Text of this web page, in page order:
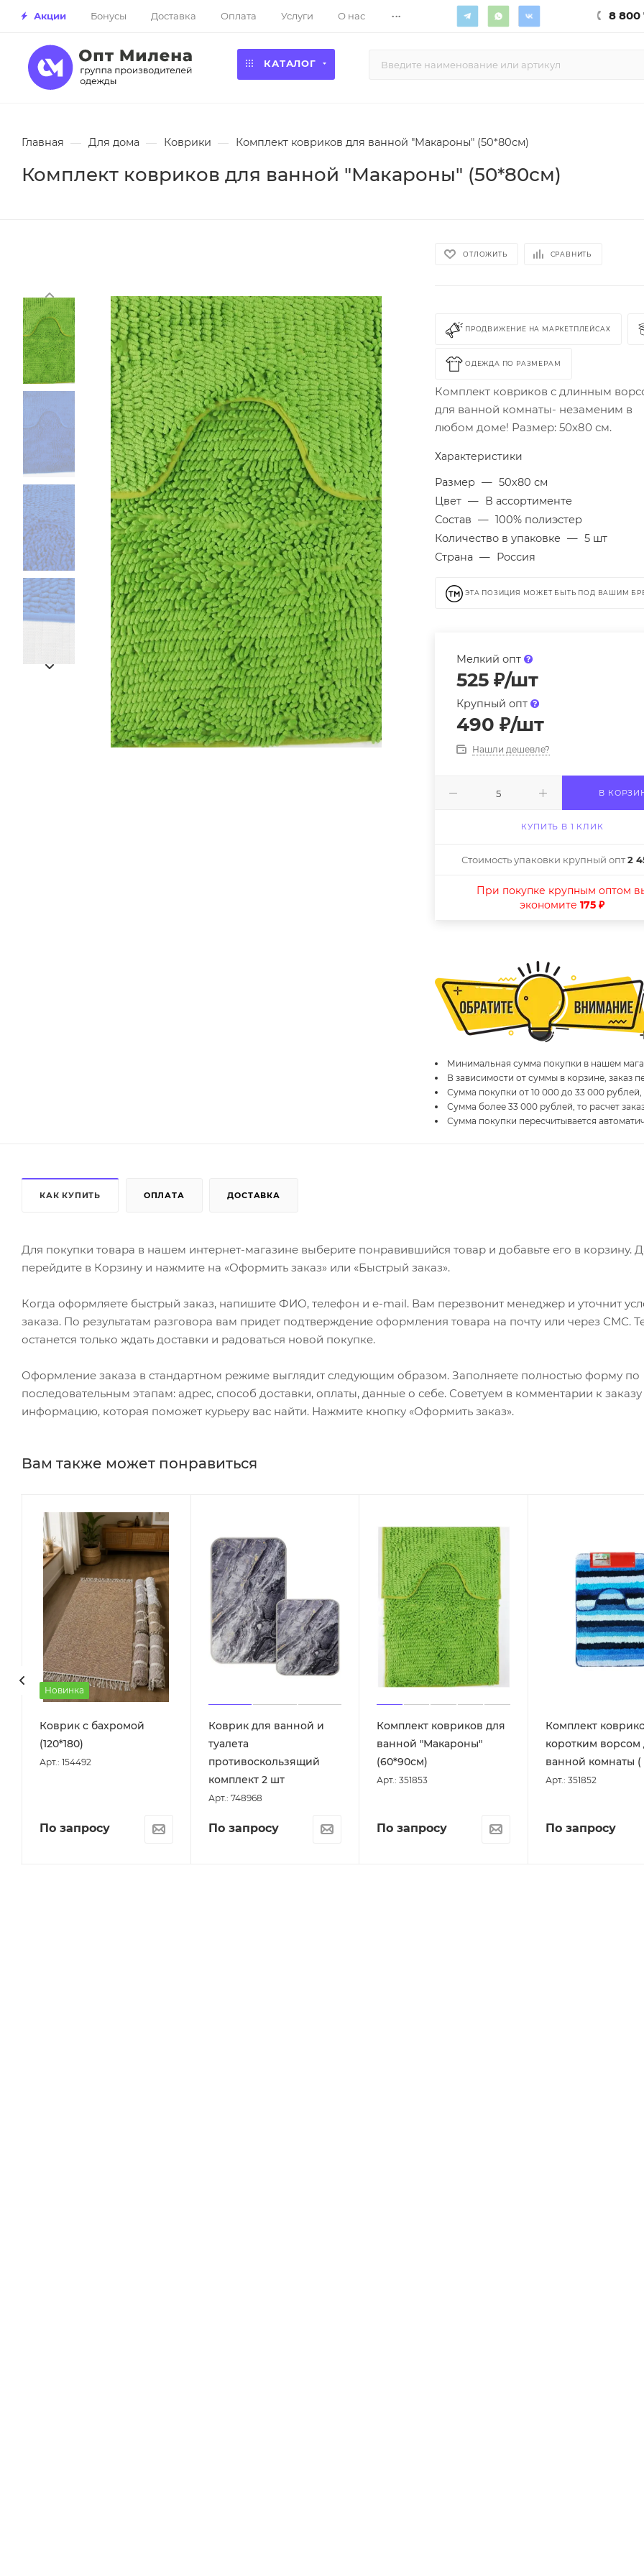
Акции Бонусы Доставка Оплата Услуги О нас ... 8 800
КАТАЛОГ
Главная — Для дома — Коврики — Комплект ковриков для ванной "Макароны" (50*80см)
Комплект ковриков для ванной "Макароны" (50*80см)
ОТЛОЖИТЬ СРАВНИТЬ
ПРОДВИЖЕНИЕ НА МАРКЕТПЛЕЙСАХ
ОДЕЖДА ПО РАЗМЕРАМ
Комплект ковриков с длинным
для ванной комнаты- незаменим в
любом доме! Размер: 50х80 см.
Характеристики
Размер — 50х80 см
Цвет — В ассортименте
Состав — 100% полиэстер
Количество в упаковке — 5 шт
Страна — Россия
ЭТА ПОЗИЦИЯ МОЖЕТ БЫТЬ ПОД ВАШИМ
Мелкий опт
525 ₽/шт
Крупный опт
490 ₽/шт
Нашли дешевле?
В
КУПИТЬ В 1 КЛИК
Стоимость упаковки крупный опт2
При покупке крупным оптом
экономите175 ₽
Минимальная сумма покупки в нашем
В зависимости от суммы в корзине, заказ
Сумма покупки от 10 000 до 33 000 рублей,
Сумма более 33 000 рублей, то расчет
Сумма покупки пересчитывается
КАК КУПИТЬ ОПЛАТА ДОСТАВКА
Для покупки товара в нашем интернет-магазине выберите понравившийся товар и добавьте его в корзину.
перейдите в Корзину и нажмите на «Оформить заказ» или «Быстрый заказ».
Когда оформляете быстрый заказ, напишите ФИО, телефон и e-mail. Вам перезвонит менеджер и уточнит
заказа. По результатам разговора вам придет подтверждение оформления товара на почту или через СМС.
останется только ждать доставки и радоваться новой покупке.
Оформление заказа в стандартном режиме выглядит следующим образом. Заполняете полностью форму по
последовательным этапам: адрес, способ доставки, оплаты, данные о себе. Советуем в комментарии к заказу
информацию, которая поможет курьеру вас найти. Нажмите кнопку «Оформить заказ».
Вам также может понравиться
Новинка
Коврик с бахромой
(120*180)
Арт.: 154492
По запросу
Коврик для ванной и
туалета
противоскользящий
комплект 2 шт
Арт.: 748968
По запросу
Комплект ковриков для
ванной "Макароны"
(60*90см)
Арт.: 351853
По запросу
Комплект
коротким ворсом
ванной комнаты (
Арт.: 351852
По запросу